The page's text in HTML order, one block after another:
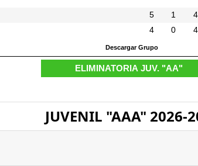
5 1 4
4 0 4
JUVENIL "AAA" 2026-